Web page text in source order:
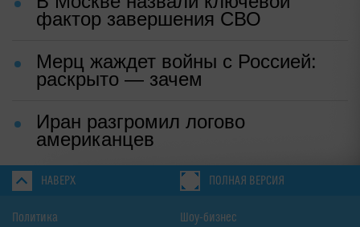
фактор завершения СВО
Мерц жаждет войны с Россией:
раскрыто — зачем
Иран разгромил логово
американцев
НАВЕРХ ПОЛНАЯ ВЕРСИЯ
Политика Шоу-бизнес